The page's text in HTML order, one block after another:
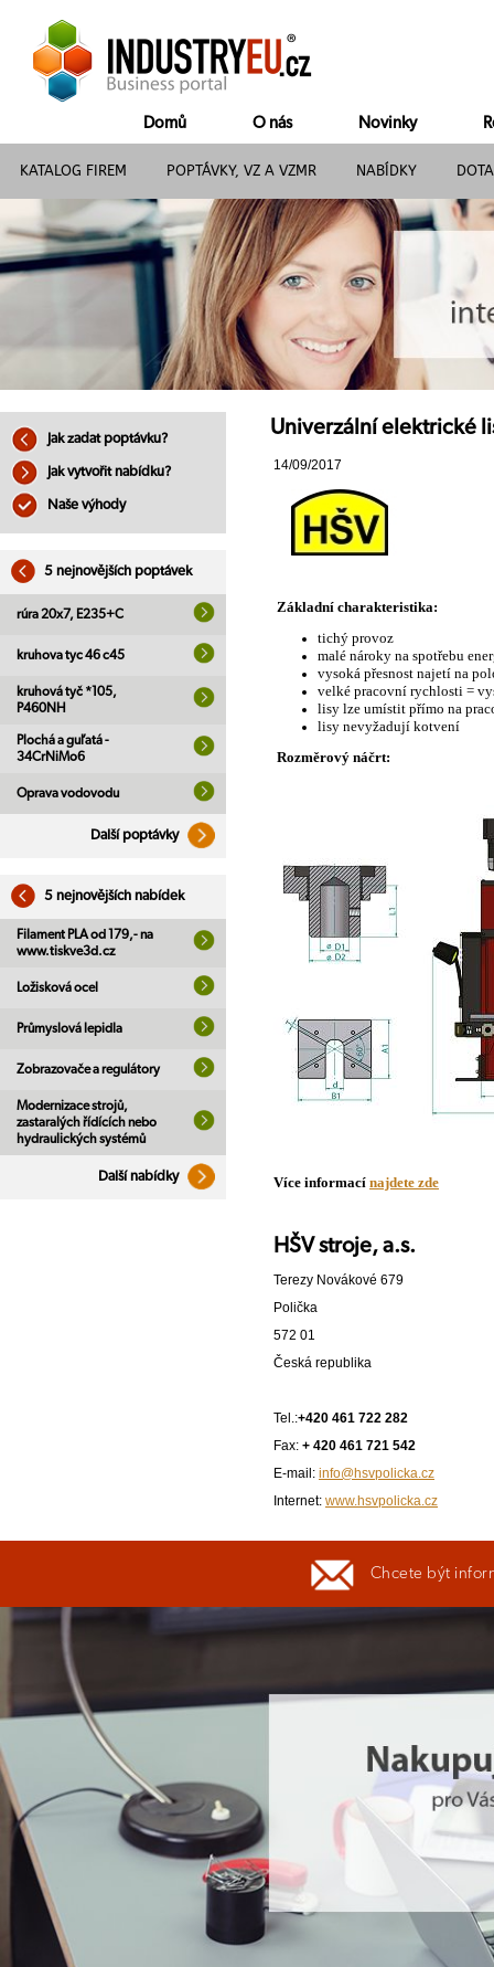
Domů O nás Novinky
KATALOG FIREM POPTÁVKY, VZ A VZMR NABÍDKY
Jak zadat poptávku?
Jak vytvořit nabídku?
Naše výhody
5 nejnovějších poptávek
rúra 20x7, E235+C
kruhova tyc 46 c45
kruhová tyč *105,
P460NH
Plochá a guľatá -
34CrNiMo6
Oprava vodovodu
Další poptávky
5 nejnovějších nabídek
Filament PLA od 179,- na
www.tiskve3d.cz
Ložisková ocel
Průmyslová lepidla
Zobrazovače a regulátory
Modernizace strojů,
zastaralých řídících nebo
hydraulických systémů
Další nabídky
Univerzální elektrické
14/09/2017
Základní charakteristika:
tichý provoz
malé nároky na spotřebu
vysoká přesnost najetí na
velké pracovní rychlosti =
lisy lze umístit přímo na
lisy nevyžadují kotvení
Rozměrový náčrt:
Více informací najdete zde
HŠV stroje, a.s.
Terezy Novákové 679
Polička
572 01
Česká republika
Tel.:+420 461 722 282
Fax: + 420 461 721 542
E-mail: info@hsvpolicka.cz
Internet: www.hsvpolicka.cz
Chcete být